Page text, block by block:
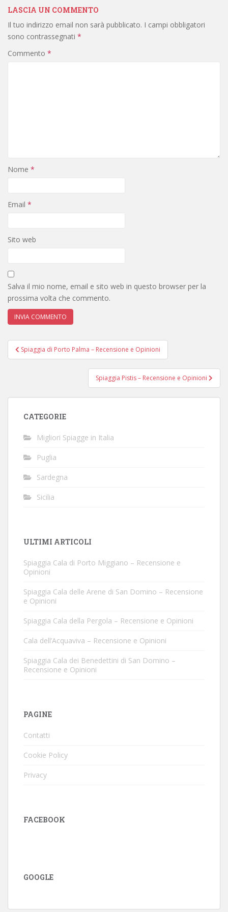
LASCIA UN COMMENTO
Il tuo indirizzo email non sarà pubblicato. I campi obbligatori
sono contrassegnati *
Commento *
Nome *
Email *
Sito web
Salva il mio nome, email e sito web in questo browser per la
prossima volta che commento.
Navigazione
articoli
Spiaggia di Porto Palma – Recensione e Opinioni
Spiaggia Pistis – Recensione e Opinioni
CATEGORIE
Migliori Spiagge in Italia
Puglia
Sardegna
Sicilia
ULTIMI ARTICOLI
Spiaggia Cala di Porto Miggiano – Recensione e
Opinioni
Spiaggia Cala delle Arene di San Domino – Recensione
e Opinioni
Spiaggia Cala della Pergola – Recensione e Opinioni
Cala dell’Acquaviva – Recensione e Opinioni
Spiaggia Cala dei Benedettini di San Domino –
Recensione e Opinioni
PAGINE
Contatti
Cookie Policy
Privacy
FACEBOOK
GOOGLE